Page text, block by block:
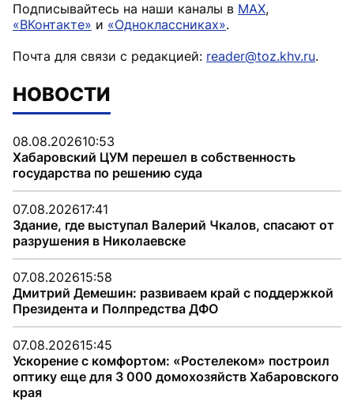
Подписывайтесь на наши каналы в MAX,
«ВКонтакте» и «Одноклассниках».
Почта для связи с редакцией: reader@toz.khv.ru.
НОВОСТИ
08.08.202610:53
Хабаровский ЦУМ перешел в собственность
государства по решению суда
07.08.202617:41
Здание, где выступал Валерий Чкалов, спасают от
разрушения в Николаевске
07.08.202615:58
Дмитрий Демешин: развиваем край с поддержкой
Президента и Полпредства ДФО
07.08.202615:45
Ускорение с комфортом: «Ростелеком» построил
оптику еще для 3 000 домохозяйств Хабаровского
края